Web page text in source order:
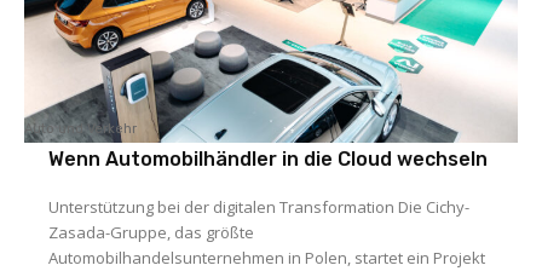
Auto und Verkehr
Wenn Automobilhändler in die Cloud wechseln
Unterstützung bei der digitalen Transformation Die Cichy-
Zasada-Gruppe, das größte
Automobilhandelsunternehmen in Polen, startet ein Projekt